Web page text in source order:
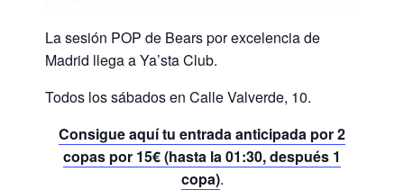
La sesión POP de Bears por excelencia de
Madrid llega a Ya’sta Club.
Todos los sábados en Calle Valverde, 10.
Consigue aquí tu entrada anticipada por 2
copas por 15€ (hasta la 01:30, después 1
copa).